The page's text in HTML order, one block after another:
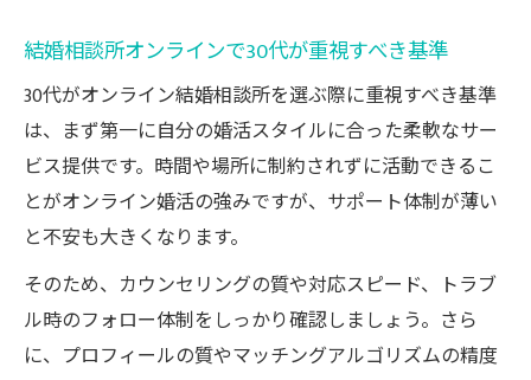
自分に合う神奈川相談所の見極めポイント
30代が納得できる神奈川相談所の条件とは
神奈川県で30代に合う結婚相談所の特徴と
選び方
オンライン対応で30代が満足する相談所の
探し方
自分に最適な30代向け神奈川相談所見極め
方法
結婚相談所選びで外せない30代ならではの
結婚相談所オンラインで30代が重視すべき基準
30代がオンライン結婚相談所を選ぶ際に重視すべき基準
は、まず第一に自分の婚活スタイルに合った柔軟なサー
ビス提供です。時間や場所に制約されずに活動できるこ
とがオンライン婚活の強みですが、サポート体制が薄い
と不安も大きくなります。
そのため、カウンセリングの質や対応スピード、トラブ
ル時のフォロー体制をしっかり確認しましょう。さら
に、プロフィールの質やマッチングアルゴリズムの精度